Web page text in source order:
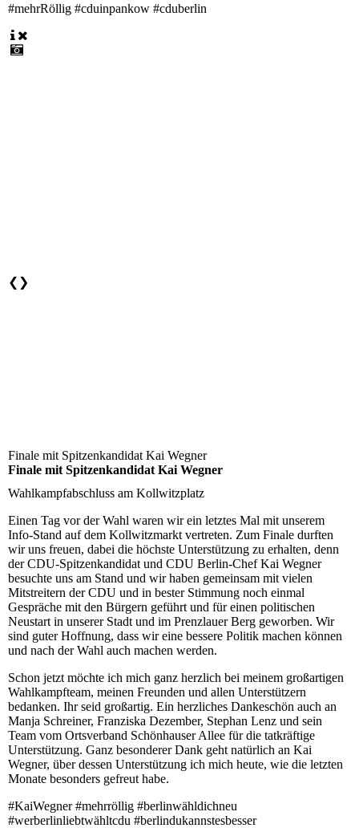
#mehrRöllig #cduinpankow #cduberlin
❮ ❯
Finale mit Spitzenkandidat Kai Wegner
Finale mit Spitzenkandidat Kai Wegner
Wahlkampfabschluss am Kollwitzplatz
Einen Tag vor der Wahl waren wir ein letztes Mal mit unserem
Info-Stand auf dem Kollwitzmarkt vertreten. Zum Finale durften
wir uns freuen, dabei die höchste Unterstützung zu erhalten, denn
der CDU-Spitzenkandidat und CDU Berlin-Chef Kai Wegner
besuchte uns am Stand und wir haben gemeinsam mit vielen
Mitstreitern der CDU und in bester Stimmung noch einmal
Gespräche mit den Bürgern geführt und für einen politischen
Neustart in unserer Stadt und im Prenzlauer Berg geworben. Wir
sind guter Hoffnung, dass wir eine bessere Politik machen können
und nach der Wahl auch machen werden.
Schon jetzt möchte ich mich ganz herzlich bei meinem großartigen
Wahlkampfteam, meinen Freunden und allen Unterstützern
bedanken. Ihr seid großartig. Ein herzliches Dankeschön auch an
Manja Schreiner, Franziska Dezember, Stephan Lenz und sein
Team vom Ortsverband Schönhauser Allee für die tatkräftige
Unterstützung. Ganz besonderer Dank geht natürlich an Kai
Wegner, über dessen Unterstützung ich mich heute, wie die letzten
Monate besonders gefreut habe.
#KaiWegner #mehrröllig #berlinwähldichneu
#werberlinliebtwähltcdu #berlindukannstesbesser